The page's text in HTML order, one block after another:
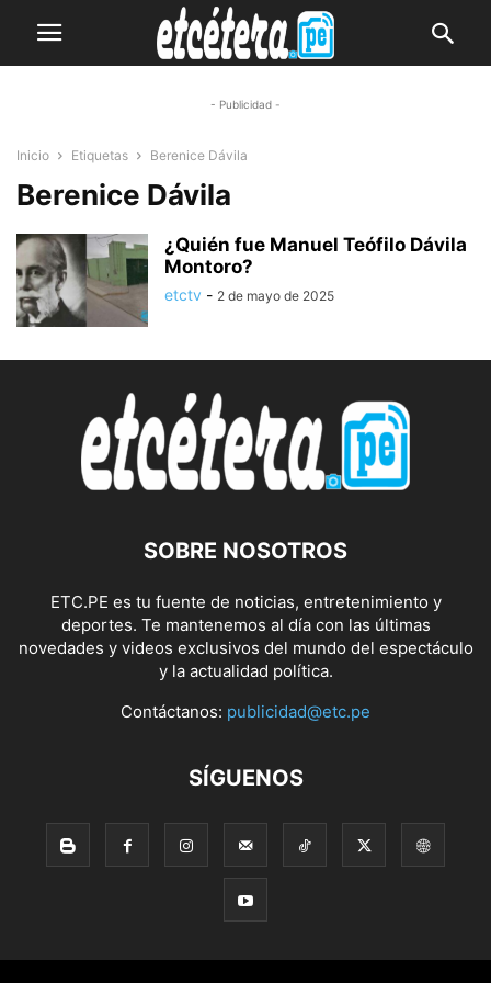
- Publicidad -
Inicio Etiquetas Berenice Dávila
Berenice Dávila
¿Quién fue Manuel Teófilo Dávila
Montoro?
etctv - 2 de mayo de 2025
SOBRE NOSOTROS
ETC.PE es tu fuente de noticias, entretenimiento y
deportes. Te mantenemos al día con las últimas
novedades y videos exclusivos del mundo del espectáculo
y la actualidad política.
Contáctanos: publicidad@etc.pe
SÍGUENOS